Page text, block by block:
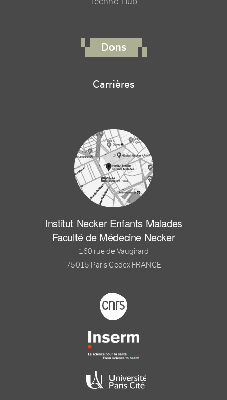
Dons
Carrières
Institut Necker Enfants Malades
Faculté de Médecine Necker
160 rue de Vaugirard
75015 Paris Cedex FRANCE
Footer logo tutelles